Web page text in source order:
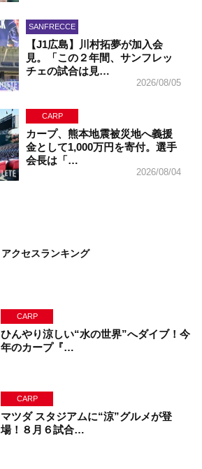
SANFRECCE
【J1広島】川村拓夢が加入会
見。「この２年間、サンフレッ
チェの試合は見…
2026/08/05
CARP
カープ、熊本地震被災地へ義援
金として1,000万円を寄付。選手
会長は「…
2026/08/04
アクセスランキング
CARP
ひんやり涼しい“水の世界”へダイブ！今
年のカープ『…
CARP
マツダ スタジアムに“涼”グルメが登
場！８月６試合…